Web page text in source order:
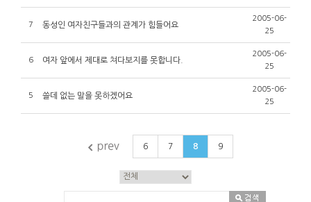
7 동성인 여자친구들과의 관계가 힘들어요
2005-06-
25
6 여자 앞에서 제대로 쳐다보지를 못합니다.
2005-06-
25
5 쓸데 없는 말을 못하겠어요
2005-06-
25
6 7 8 9